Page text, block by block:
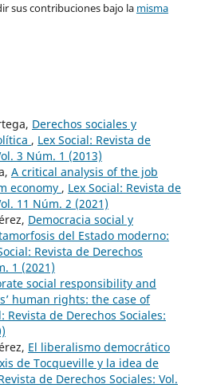
sus contribuciones bajo la misma
Derechos sociales y
, Lex Social: Revista de
3 Núm. 1 (2013)
A critical analysis of the job
economy , Lex Social: Revista de
11 Núm. 2 (2021)
Democracia social y
del Estado moderno:
Revista de Derechos
1 (2021)
social responsibility and
human rights: the case of
Revista de Derechos Sociales:
El liberalismo democrático
de Tocqueville y la idea de
de Derechos Sociales: Vol.